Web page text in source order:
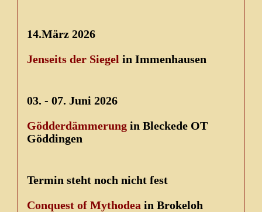
14.März 2026
Jenseits der Siegel in Immenhausen
03. - 07. Juni 2026
Gödderdämmerung in Bleckede OT
Göddingen
Termin steht noch nicht fest
Conquest of Mythodea in Brokeloh